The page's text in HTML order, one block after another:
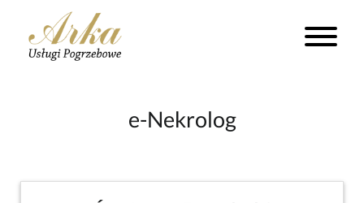
e-Nekrolog